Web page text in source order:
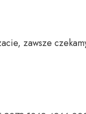
zawsze